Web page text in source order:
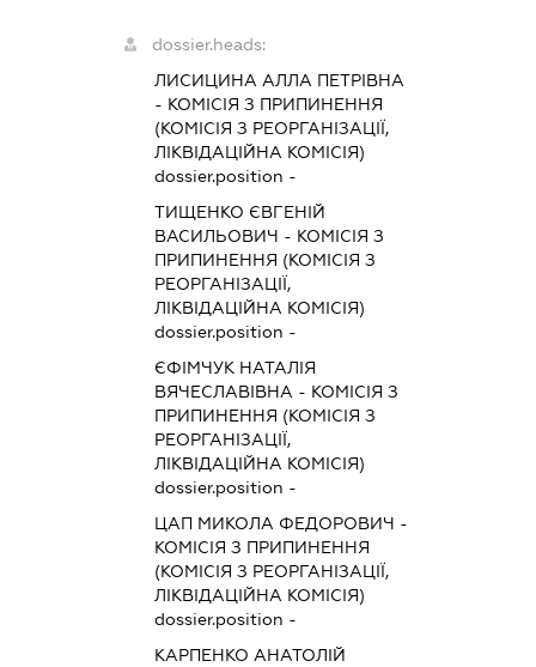
dossier.heads:
ЛИСИЦИНА АЛЛА ПЕТРІВНА
- КОМІСІЯ З ПРИПИНЕННЯ
(КОМІСІЯ З РЕОРГАНІЗАЦІЇ,
ЛІКВІДАЦІЙНА КОМІСІЯ)
dossier.position -
ТИЩЕНКО ЄВГЕНІЙ
ВАСИЛЬОВИЧ - КОМІСІЯ З
ПРИПИНЕННЯ (КОМІСІЯ З
РЕОРГАНІЗАЦІЇ,
ЛІКВІДАЦІЙНА КОМІСІЯ)
dossier.position -
ЄФІМЧУК НАТАЛІЯ
ВЯЧЕСЛАВІВНА - КОМІСІЯ З
ПРИПИНЕННЯ (КОМІСІЯ З
РЕОРГАНІЗАЦІЇ,
ЛІКВІДАЦІЙНА КОМІСІЯ)
dossier.position -
ЦАП МИКОЛА ФЕДОРОВИЧ -
КОМІСІЯ З ПРИПИНЕННЯ
(КОМІСІЯ З РЕОРГАНІЗАЦІЇ,
ЛІКВІДАЦІЙНА КОМІСІЯ)
dossier.position -
КАРПЕНКО АНАТОЛІЙ